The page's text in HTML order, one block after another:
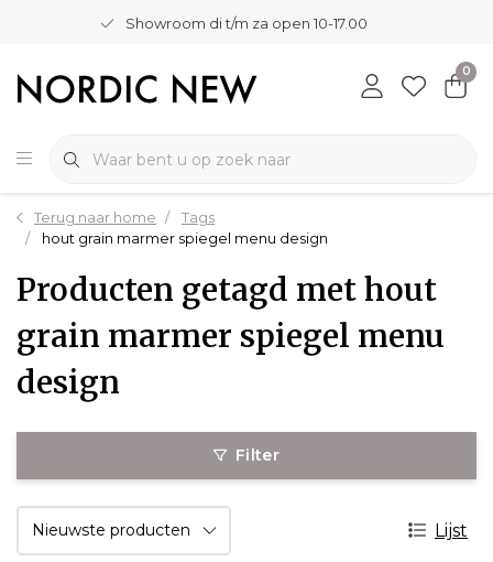
Showroom di t/m za open 10-17.00
0
Terug naar home
Tags
hout grain marmer spiegel menu design
Producten getagd met hout
grain marmer spiegel menu
design
Filter
Lijst